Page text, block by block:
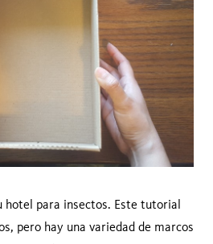
hotel para insectos. Este tutorial
pero hay una variedad de marcos